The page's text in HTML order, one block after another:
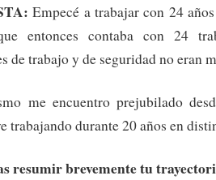
Empecé a trabajar con 24
entonces contaba con 24
de trabajo y de seguridad no eran
me encuentro prejubilado
trabajando durante 20 años en
resumir brevemente tu